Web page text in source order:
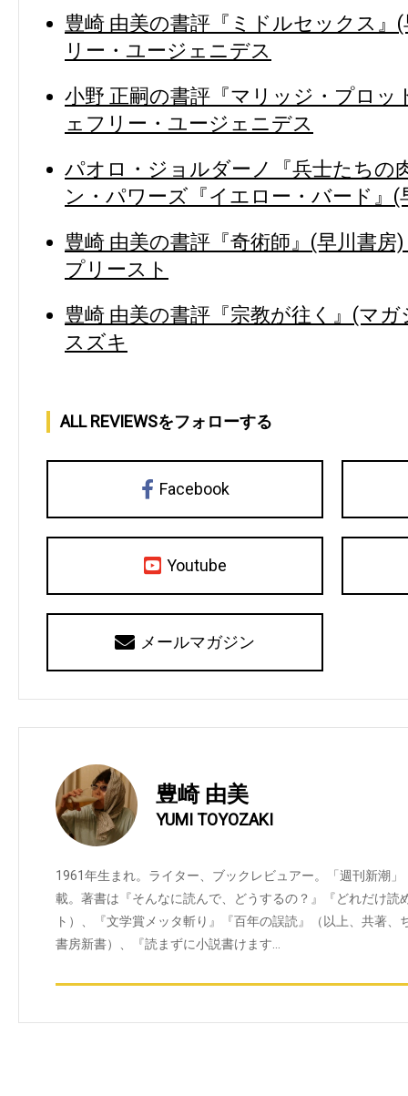
豊崎 由美の書評『ミドルセックス』
リー・ユージェニデス
小野 正嗣の書評『マリッジ・プロッ
ェフリー・ユージェニデス
パオロ・ジョルダーノ『兵士たちの
ン・パワーズ『イエロー・バード』(
豊崎 由美の書評『奇術師』(早川書
プリースト
豊崎 由美の書評『宗教が往く』(マ
スズキ
ALL REVIEWSをフォローする
Facebook
Youtube
メールマガジン
豊崎 由美
YUMI TOYOZAKI
1961年生まれ。ライター、ブックレビュアー。「週刊新潮
載。著書は『そんなに読んで、どうするの？』『どれだけ読
ト）、『文学賞メッタ斬り』『百年の誤読』（以上、共著
書房新書）、『読まずに小説書けます…